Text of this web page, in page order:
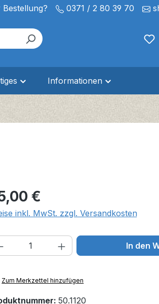
0371 / 2 80 39 70
Informationen
Preis:
€
inkl. MwSt. zzgl. Versandkosten
Anzahl: Gib denIn den
Zum Merkzettel hinzufügen
50.1120